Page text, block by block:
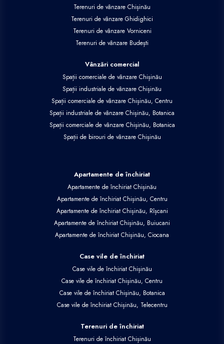
Terenuri de vânzare Chișinău
Terenuri de vânzare Ghidighici
Terenuri de vânzare Vorniceni
Terenuri de vânzare Budești
Vânzări comercial
Spații comerciale de vânzare Chișinău
Spații industriale de vânzare Chișinău
Spații comerciale de vânzare Chișinău, Centru
Spații industriale de vânzare Chișinău, Botanica
Spații comerciale de vânzare Chișinău, Botanica
Spații de birouri de vânzare Chișinău
Apartamente de închiriat
Apartamente de închiriat Chișinău
Apartamente de închiriat Chișinău, Centru
Apartamente de închiriat Chișinău, Rîșcani
Apartamente de închiriat Chișinău, Buiucani
Apartamente de închiriat Chișinău, Ciocana
Case vile de închiriat
Case vile de închiriat Chișinău
Case vile de închiriat Chișinău, Centru
Case vile de închiriat Chișinău, Botanica
Case vile de închiriat Chișinău, Telecentru
Terenuri de închiriat
Terenuri de închiriat Chișinău